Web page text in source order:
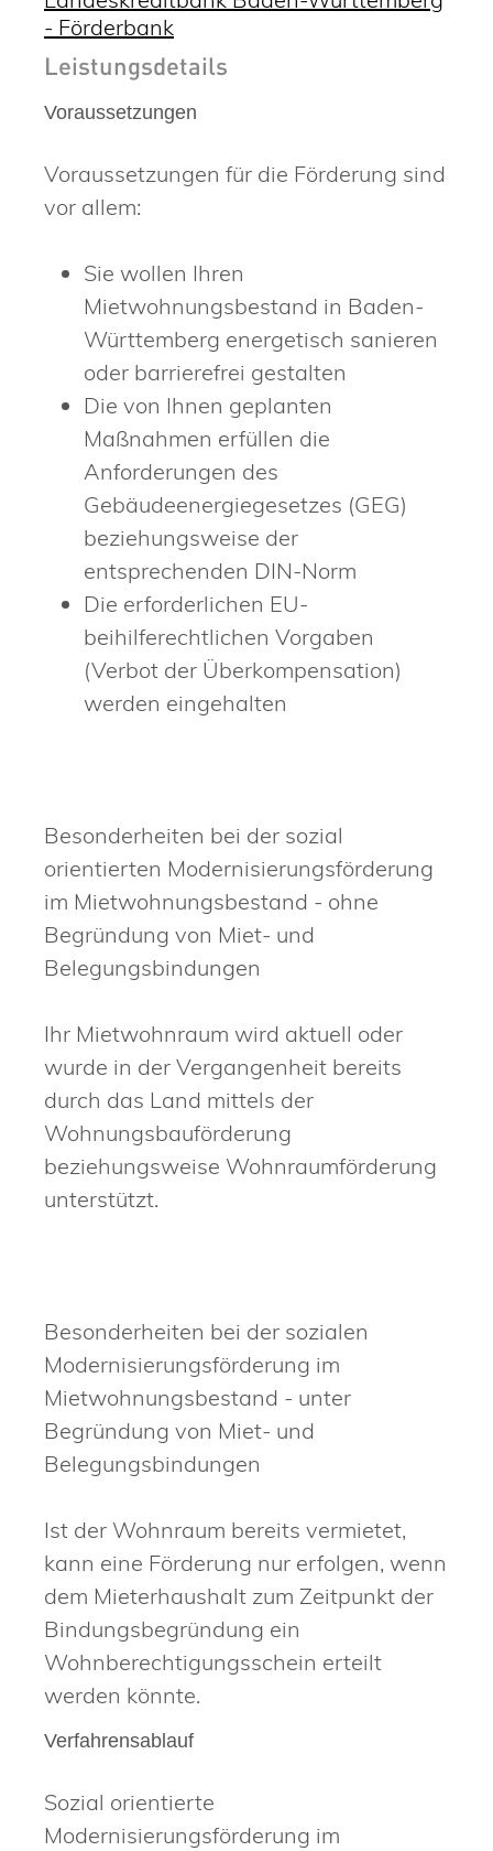
- Förderbank
Leistungsdetails
Voraussetzungen
Voraussetzungen für die Förderung sind
vor allem:
Sie wollen Ihren
Mietwohnungsbestand in Baden-
Württemberg energetisch sanieren
oder barrierefrei gestalten
Die von Ihnen geplanten
Maßnahmen erfüllen die
Anforderungen des
Gebäudeenergiegesetzes (GEG)
beziehungsweise der
entsprechenden DIN-Norm
Die erforderlichen EU-
beihilferechtlichen Vorgaben
(Verbot der Überkompensation)
werden eingehalten
Besonderheiten bei der sozial
orientierten Modernisierungsförderung
im Mietwohnungsbestand - ohne
Begründung von Miet- und
Belegungsbindungen
Ihr Mietwohnraum wird aktuell oder
wurde in der Vergangenheit bereits
durch das Land mittels der
Wohnungsbauförderung
beziehungsweise Wohnraumförderung
unterstützt.
Besonderheiten bei der sozialen
Modernisierungsförderung im
Mietwohnungsbestand - unter
Begründung von Miet- und
Belegungsbindungen
Ist der Wohnraum bereits vermietet,
kann eine Förderung nur erfolgen, wenn
dem Mieterhaushalt zum Zeitpunkt der
Bindungsbegründung ein
Wohnberechtigungsschein erteilt
werden könnte.
Verfahrensablauf
Sozial orientierte
Modernisierungsförderung im